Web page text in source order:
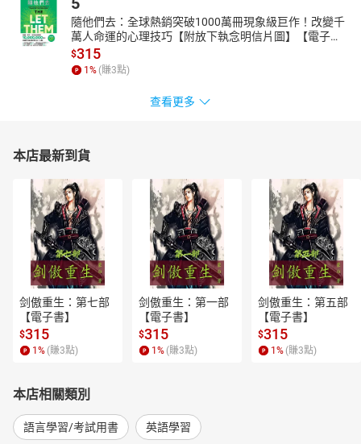
隨他們去：全球熱銷突破1000萬冊現象級巨作！改變千
萬人命運的心理技巧【附放下執念明信片圖】【電子
書】
$315
1% (賺3點)
查看更多
本店最新到貨
剑傲重生：第七部
【電子書】
$315
1 % (賺3點)
剑傲重生：第一部
【電子書】
$315
1 % (賺3點)
剑傲重生：第五部
【電子書】
$315
1 % (賺3點)
本店相關類別
語言學習/考試用書 英語學習